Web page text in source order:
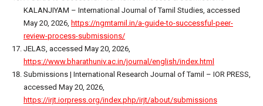
KALANJIYAM – International Journal of Tamil Studies, accessed
May 20, 2026, https://ngmtamil.in/a-guide-to-successful-peer-
review-process-submissions/
JELAS, accessed May 20, 2026,
https://www.bharathuniv.ac.in/journal/english/index.html
Submissions | International Research Journal of Tamil – IOR PRESS,
accessed May 20, 2026,
https://irjt.iorpress.org/index.php/irjt/about/submissions